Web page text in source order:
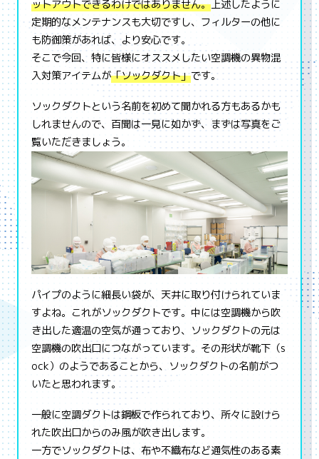
ットアウトできるわけではありません。上述したように
定期的なメンテナンスも大切ですし、フィルターの他に
も防御策があれば、より安心です。
そこで今回、特に皆様にオススメしたい空調機の異物混
入対策アイテムが「ソックダクト」です。
ソックダクトという名前を初めて聞かれる方もあるかも
しれませんので、百聞は一見に如かず、まずは写真をご
覧いただきましょう。
パイプのように細長い袋が、天井に取り付けられていま
すよね。これがソックダクトです。中には空調機から吹
き出した適温の空気が通っており、ソックダクトの元は
空調機の吹出口につながっています。その形状が靴下（s
ock）のようであることから、ソックダクトの名前がつ
いたと思われます。
一般に空調ダクトは鋼板で作られており、所々に設けら
れた吹出口からのみ風が吹き出します。
一方でソックダクトは、布や不織布など通気性のある素